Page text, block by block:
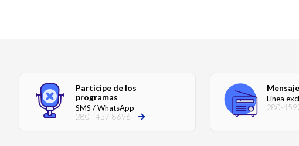
Participe de los
programas
SMS / WhatsApp
280 - 437-8696
Línea
280-